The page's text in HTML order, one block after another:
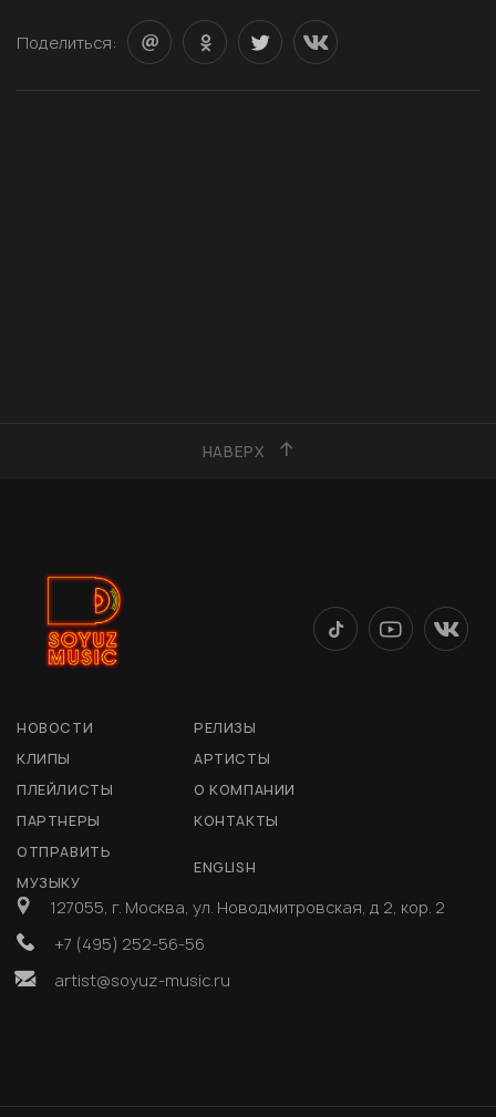
Поделиться:
НАВЕРХ
НОВОСТИ
РЕЛИЗЫ
КЛИПЫ
АРТИСТЫ
ПЛЕЙЛИСТЫ
О КОМПАНИИ
ПАРТНЕРЫ
КОНТАКТЫ
ОТПРАВИТЬ
МУЗЫКУ
ENGLISH
127055, г. Москва, ул. Новодмитровская, д 2, кор. 2
+7 (495) 252-56-56
artist@soyuz-music.ru